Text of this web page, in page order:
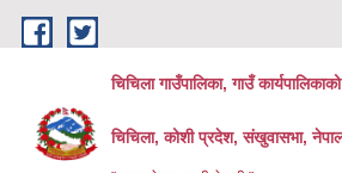
Skip to main content
चिचिला गाउँपालिका, गाउँ
चिचिला, कोशी प्रदेश, संखुवासभा,